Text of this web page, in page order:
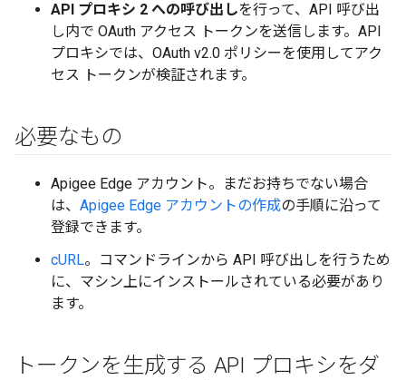
API プロキシ 2 への呼び出しを行って、API 呼び出
し内で OAuth アクセス トークンを送信します。API
プロキシでは、OAuth v2.0 ポリシーを使用してアク
セス トークンが検証されます。
必要なもの
Apigee Edge アカウント。まだお持ちでない場合
は、 Apigee Edge アカウントの作成の手順に沿って
登録できます。
cURL。コマンドラインから API 呼び出しを行うため
に、マシン上にインストールされている必要があり
ます。
トークンを生成する API プロキシをダ